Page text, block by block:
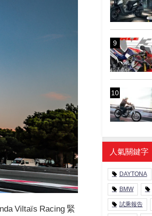
Viltaïs Racing 緊
人氣關鍵字
DAYTONA
BMW
試乘報告